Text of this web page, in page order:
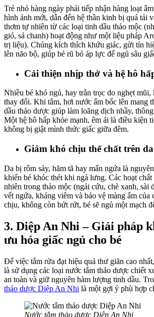
Trẻ nhỏ hàng ngày phải tiếp nhận hàng loạt
hình ảnh mới, dẫn đến hệ thần kinh bị quá tải
thơm tự nhiên từ các loại tinh dầu thảo mộc
gió, sả chanh) hoạt động như một liệu pháp
trị liệu). Chúng kích thích khứu giác, gửi tín
lên não bộ, giúp bé rũ bỏ áp lực để ngủ sâu
Cải thiện nhịp thở và hệ hô
Nhiều bé khó ngủ, hay trằn trọc do nghẹt
thay đổi. Khi tắm, hơi nước ấm bốc lên mang
dầu thảo dược giúp làm loãng dịch nhầy,
Một hệ hô hấp khỏe mạnh, êm ái là điều kiện
không bị giật mình thức giấc giữa đêm.
Giảm khó chịu thể chất trên da
Da bị rôm sảy, hăm tã hay mẩn ngứa là
khiến bé khóc thét khi ngả lưng. Các hoạt
nhiên trong thảo mộc (ngải cứu, chè xanh,
vết ngứa, kháng viêm và bảo vệ màng ẩm của
chịu, không còn bứt rứt, bé sẽ ngủ một mạch
3. Diệp An Nhi – Giải pháp
ưu hóa giấc ngủ cho bé
Để việc tắm rửa đạt hiệu quả thư giãn cao
là sử dụng các loại nước tắm thảo dược chiết
an toàn và giữ nguyên hàm lượng tinh dầu.
thảo dược Diệp An Nhi là một gợi ý phù hợp
Nước tắm thảo dược Diệp An Nhi